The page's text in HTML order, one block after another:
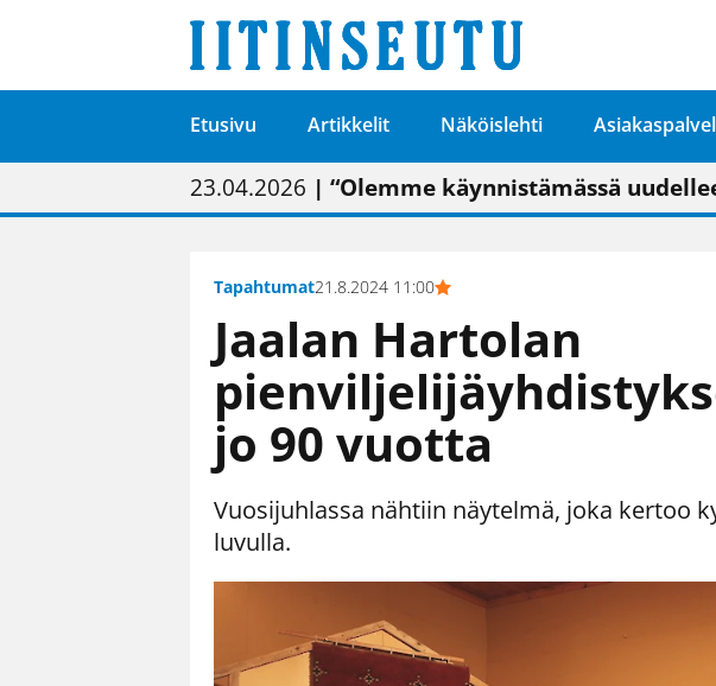
Etusivu Artikkelit Näköislehti
01.02.2026 | Painon vaihtumisen pitäisi näkyä
05.02.2026 | Uudistettu kunnantalo on valoisa
23.04.2026 | “Olemme käynnistämässä
09.05.2026| "Maalla on totuttu elämään
Tapahtumat21.8.2024 11:00
Jaalan Hartolan
jo 90 vuotta
Vuosijuhlassa nähtiin näytelmä, joka kertoo
luvulla.